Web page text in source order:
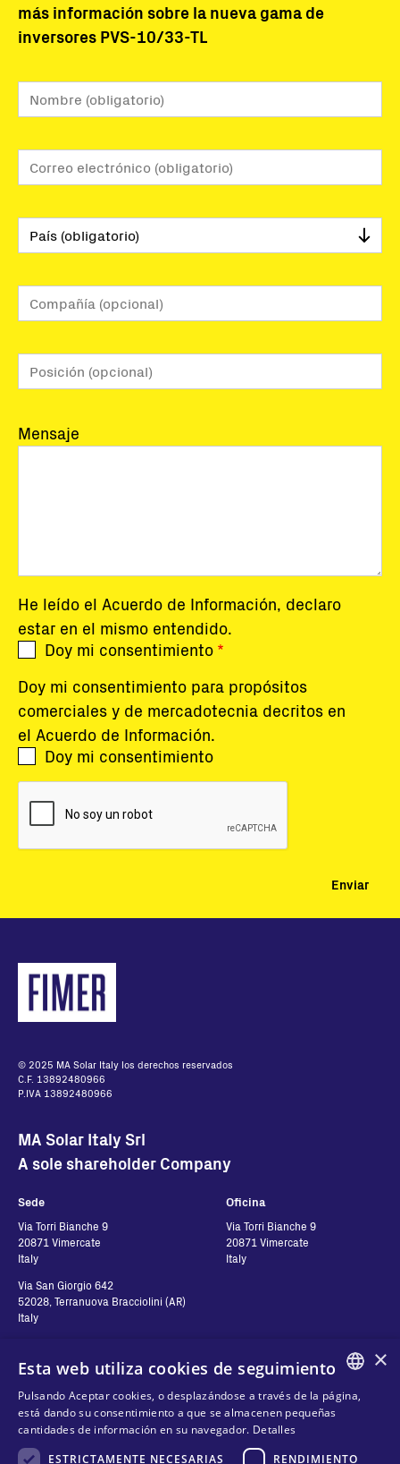
más información sobre la nueva gama de
inversores PVS-10/33-TL
Mensaje
He leído el Acuerdo de Información, declaro
estar en el mismo entendido.
Doy mi consentimiento
Doy mi consentimiento para propósitos
comerciales y de mercadotecnia decritos en
el Acuerdo de Información.
Doy mi consentimiento
© 2025 MA Solar Italy los derechos reservados
C.F. 13892480966
P.IVA 13892480966
MA Solar Italy Srl
A sole shareholder Company
Sede
Via Torri Bianche 9
20871 Vimercate
Italy
Via San Giorgio 642
52028, Terranuova Bracciolini (AR)
Italy
Oficina
Via Torri Bianche 9
20871 Vimercate
Italy
Contactos
Contáctanos
Síguenos
Privacidad de Datos
×
Esta web utiliza cookies de seguimiento
Pulsando Aceptar cookies, o desplazándose a través de la página,
está dando su consentimiento a que se almacenen pequeñas
cantidades de información en su navegador. Detalles
ESTRICTAMENTE NECESARIAS
RENDIMIENTO